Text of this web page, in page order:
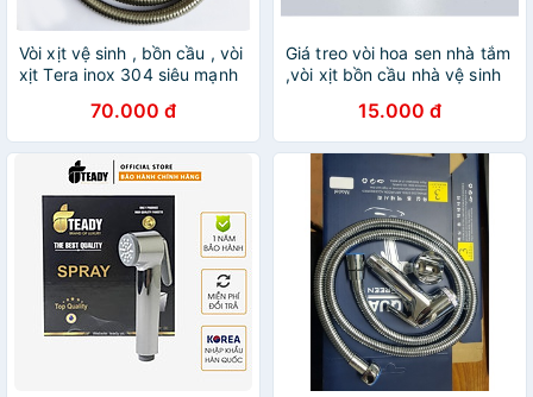
Vòi xịt vệ sinh , bồn cầu , vòi
xịt Tera inox 304 siêu mạnh
70.000 đ
Giá treo vòi hoa sen nhà tắm
,vòi xịt bồn cầu nhà vệ sinh
15.000 đ